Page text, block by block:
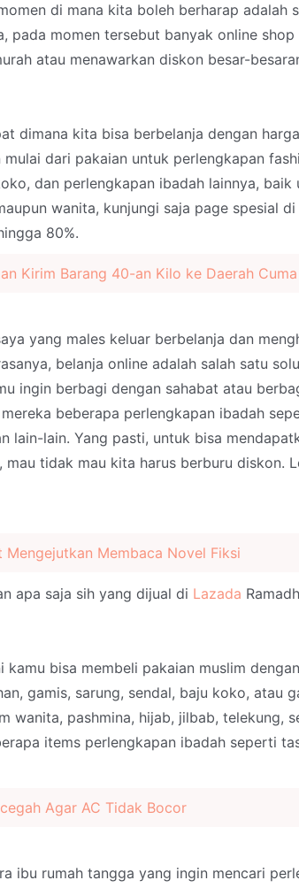
di mana kita boleh berharap adalah
pada momen tersebut banyak online
atau menawarkan diskon besar-
dimana kita bisa berbelanja dengan
mulai dari pakaian untuk perlengkapan
dan perlengkapan ibadah lainnya, baik
wanita, kunjungi saja page spesial
80%.
Kirim Barang 40-an Kilo ke Daerah
yang males keluar berbelanja dan
belanja online adalah salah satu
ingin berbagi dengan sahabat atau
beberapa perlengkapan ibadah
lain-lain. Yang pasti, untuk bisa
mau tidak mau kita harus berburu diskon.
Mengejutkan Membaca Novel Fiksi
apa saja sih yang dijual di Lazada
kamu bisa membeli pakaian muslim
gamis, sarung, sendal, baju koko, atau
wanita, pashmina, hijab, jilbab, telekung,
items perlengkapan ibadah seperti
Agar AC Tidak Bocor
ibu rumah tangga yang ingin mencari